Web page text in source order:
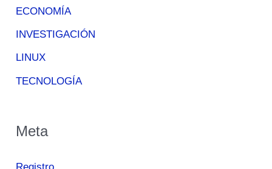
ECONOMÍA
INVESTIGACIÓN
LINUX
TECNOLOGÍA
Meta